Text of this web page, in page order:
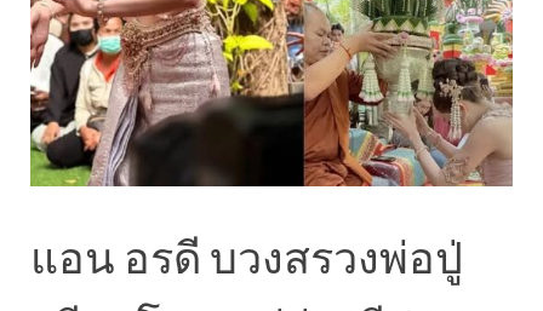
แอน อรดี บวงสรวงพ่อปู่